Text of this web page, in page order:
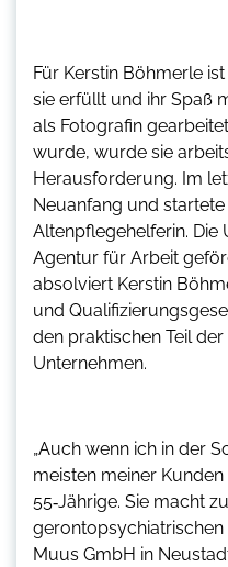
Für Kerstin Böhmerle
sie erfüllt und ihr Spaß
als Fotografin
wurde, wurde sie
Herausforderung. Im
Neuanfang und
Altenpflegehelferin.
Agentur für Arbeit
absolviert Kerstin
und
den praktischen Teil
Unternehmen.
„Auch wenn ich in der
meisten meiner
55‑Jährige. Sie macht
Muus GmbH in